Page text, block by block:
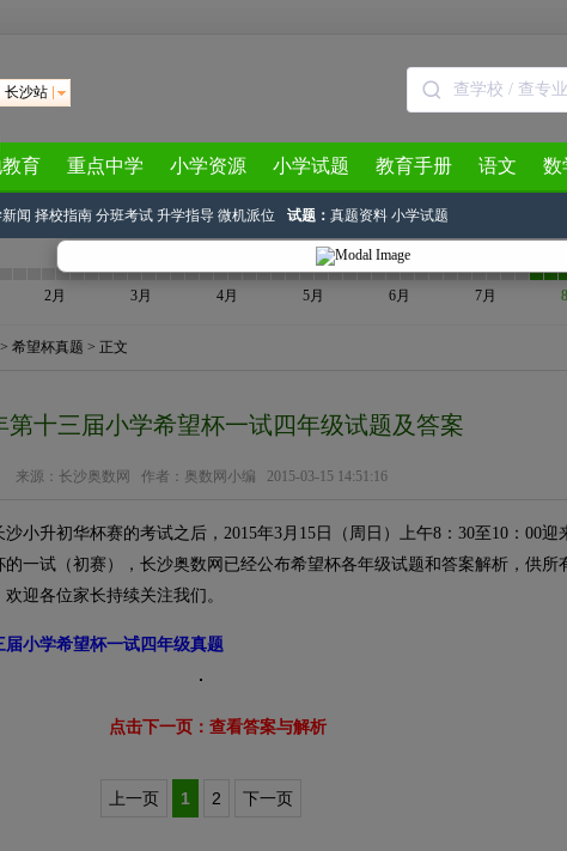
长沙站
育 重点中学 小学资源 小学试题 教育手册 语文 数
闻 择校指南 分班考试 升学指导 微机派位 试题： 真题资料 小学试题
2月 3月 4月 5月 6月 7月
> 希望杯真题 > 正文
第十三届小学希望杯一试四年级试题及答案
来源： 长沙奥数网 作者：奥数网小编 2015-03-15 14:51:16
沙小升初华杯赛的考试之后，2015年3月15日（周日）上午8：30至10：00迎
一试（初赛），长沙奥数网已经公布希望杯各年级试题和答案解析，供所
迎各位家长持续关注我们。
届小学希望杯一试四年级真题
点击下一页：查看答案与解析
上一页 1 2 下一页